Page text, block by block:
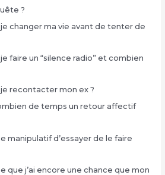
?
changer ma vie avant de tenter de
faire un “silence radio” et combien
recontacter mon ex ?
de temps un retour affectif
manipulatif d’essayer de le faire
que j’ai encore une chance que mon